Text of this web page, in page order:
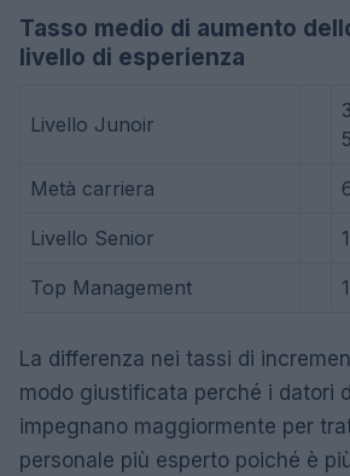
Tasso medio di aumento
livello di esperienza
Livello Junoir
Metà carriera
Livello Senior
Top Management
La differenza nei tassi di
modo giustificata perché i datori
impegnano maggiormente per
personale più esperto poiché è